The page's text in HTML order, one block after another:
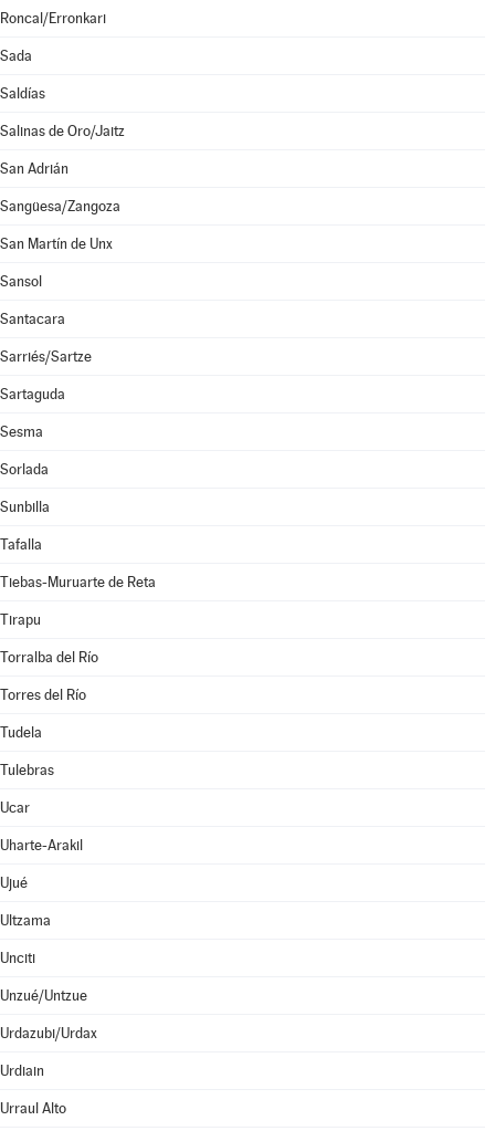
Roncal/Erronkari
Sada
Saldías
Salinas de Oro/Jaitz
San Adrián
Sangüesa/Zangoza
San Martín de Unx
Sansol
Santacara
Sarriés/Sartze
Sartaguda
Sesma
Sorlada
Sunbilla
Tafalla
Tiebas-Muruarte de Reta
Tirapu
Torralba del Río
Torres del Río
Tudela
Tulebras
Ucar
Uharte-Arakil
Ujué
Ultzama
Unciti
Unzué/Untzue
Urdazubi/Urdax
Urdiain
Urraul Alto